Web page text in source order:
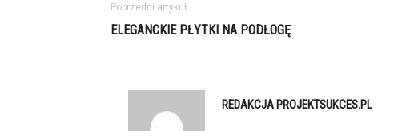
Poprzedni artykuł
ELEGANCKIE PŁYTKI NA PODŁOGĘ
REDAKCJA PROJEKTSUKCES.PL